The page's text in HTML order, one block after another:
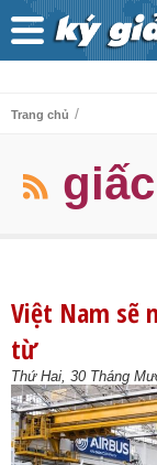
Trang chủ /
Việt Nam sẽ
từ
Thứ Hai, 30 Tháng